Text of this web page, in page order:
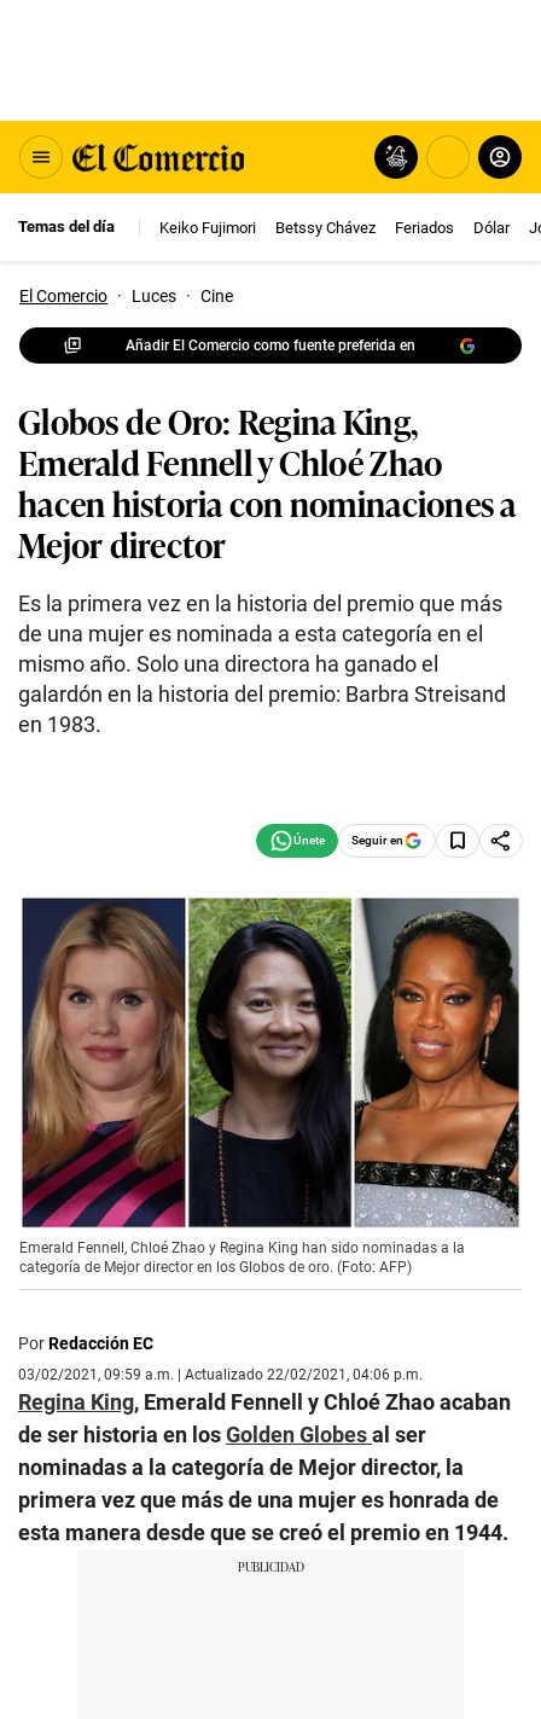
Temas del día Keiko Fujimori Betssy Chávez Feriados Dólar
El Comercio · Luces · Cine
Añadir El Comercio como fuente preferida en
Globos de Oro: Regina King,
Emerald Fennell y Chloé Zhao
hacen historia con nominaciones a
Mejor director
Es la primera vez en la historia del premio que más
de una mujer es nominada a esta categoría en el
mismo año. Solo una directora ha ganado el
galardón en la historia del premio: Barbra Streisand
en 1983.
Seguir en
Emerald Fennell, Chloé Zhao y Regina King han sido nominadas a la
categoría de Mejor director en los Globos de oro. (Foto: AFP)
PorRedacción EC
03/02/2021, 09:59 a.m. | Actualizado 22/02/2021, 04:06 p.m.
Regina King, Emerald Fennell y Chloé Zhao acaban
de ser historia en losGolden Globesal ser
nominadas a la categoría de Mejor director, la
primera vez que más de una mujer es honrada de
esta manera desde que se creó el premio en 1944.